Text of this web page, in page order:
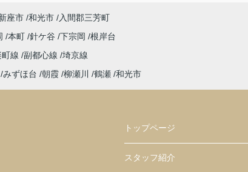
座市 和光市
入間郡三芳町
本町 針ケ谷 下宗岡
根岸台
線 副都心線 埼京線
みずほ台 朝霞 柳瀬川 鶴瀬 和光市
トップページ
スタッフ紹介